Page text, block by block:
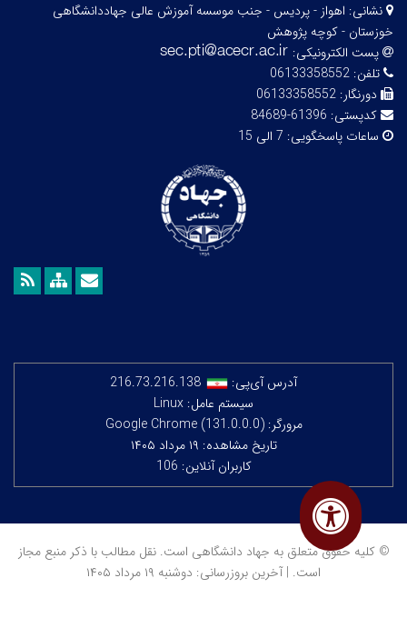
نشانی: اهواز - پردیس - جنب موسسه آموزش عالی جهاددانشگاهی
خوزستان - کوچه پژوهش
پست الکترونیکی:
تلفن: 06133358552
دورنگار: 06133358552
کدپستی: 61396-84689
ساعات پاسخگویی: 7 الی 15
آدرس آی‌پی:
216.73.216.138
سیستم عامل: Linux
مرورگر: Google Chrome (131.0.0.0)
تاریخ مشاهده: ۱۹ مرداد ۱۴۰۵
کاربران آنلاین: 106
© کلیه حقوق متعلق به جهاد دانشگاهی است. نقل مطالب با ذکر منبع مجاز
است. | آخرین بروزرسانی: دوشنبه ۱۹ مرداد ۱۴۰۵